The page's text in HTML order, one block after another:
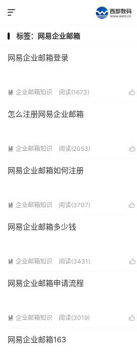

标签：网易企业邮箱
网易企业邮箱登录
 企业邮箱知识 阅读(1673) 
怎么注册网易企业邮箱
 企业邮箱知识 阅读(2053) 
网易企业邮箱如何注册
 企业邮箱知识 阅读(3707) 
网易企业邮箱多少钱
 企业邮箱知识 阅读(3431) 
网易企业邮箱申请流程
 企业邮箱知识 阅读(3019) 
网易企业邮箱163